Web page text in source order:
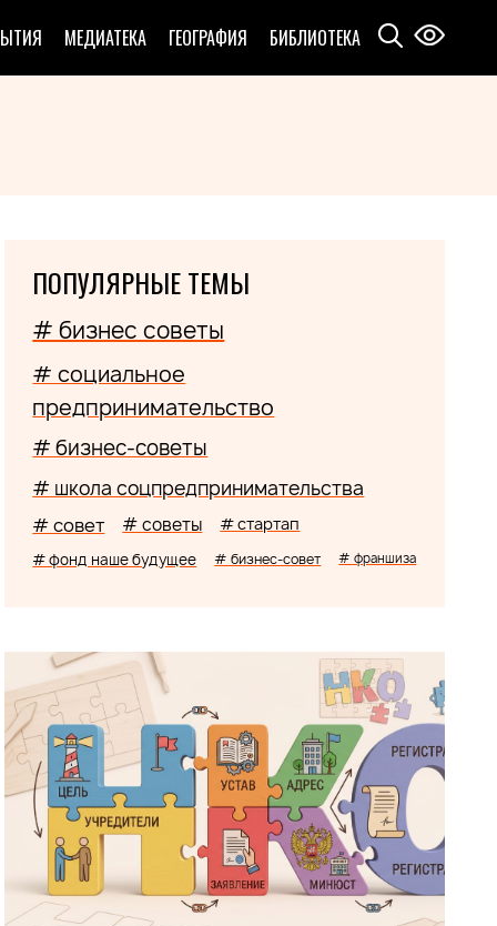
МЕДИАТЕКА ГЕОГРАФИЯ БИБЛИОТЕКА
ПОПУЛЯРНЫЕ ТЕМЫ
# бизнес советы
# социальное
предпринимательство
# бизнес-советы
# школа соцпредпринимательства
# совет # советы # стартап
# фонд наше будущее # бизнес-совет # франшиза